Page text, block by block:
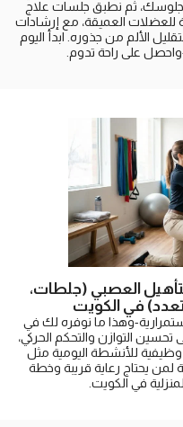
جلوسك، ثم نطبق جلسات علاج
العميقة، مع إرشادات
الألم من جذوره. ابدأ اليوم
على راحة تدوم.
العصبي (جلطات،
في الكويت
وهذا ما نوفره لك في
التوازن والتحكم الحركي،
وظيفية للأنشطة اليومية مثل
لمن يحتاج رعاية قريبة وخطة
في الكويت.